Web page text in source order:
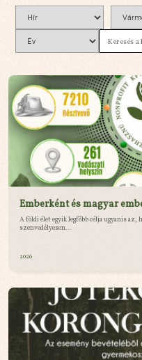
Emberként és magyar
A földi élet egyik legfőbb célja ugyanis
szenvedélyesen...
2026